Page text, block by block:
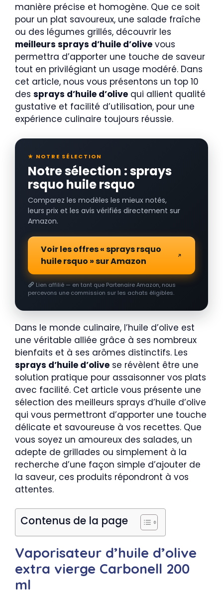
manière précise et homogène. Que ce soit
pour un plat savoureux, une salade fraîche
ou des légumes grillés, découvrir les
meilleurs sprays d’huile d’olive vous
permettra d’apporter une touche de saveur
tout en privilégiant un usage modéré. Dans
cet article, nous vous présentons un top 10
des sprays d’huile d’olive qui allient qualité
gustative et facilité d’utilisation, pour une
expérience culinaire toujours réussie.
★ NOTRE SÉLECTION
Notre sélection : sprays
rsquo huile rsquo
Comparez les modèles les mieux notés,
leurs prix et les avis vérifiés directement sur
Amazon.
Voir les offres « sprays rsquo
huile rsquo » sur Amazon
Lien affilié — en tant que Partenaire Amazon, nous
percevons une commission sur les achats éligibles.
Dans le monde culinaire, l’huile d’olive est
une véritable alliée grâce à ses nombreux
bienfaits et à ses arômes distinctifs. Les
sprays d’huile d’olive se révèlent être une
solution pratique pour assaisonner vos plats
avec facilité. Cet article vous présente une
sélection des meilleurs sprays d’huile d’olive
qui vous permettront d’apporter une touche
délicate et savoureuse à vos recettes. Que
vous soyez un amoureux des salades, un
adepte de grillades ou simplement à la
recherche d’une façon simple d’ajouter de
la saveur, ces produits répondront à vos
attentes.
Contenus de la page
Vaporisateur d’huile d’olive
extra vierge Carbonell 200
ml